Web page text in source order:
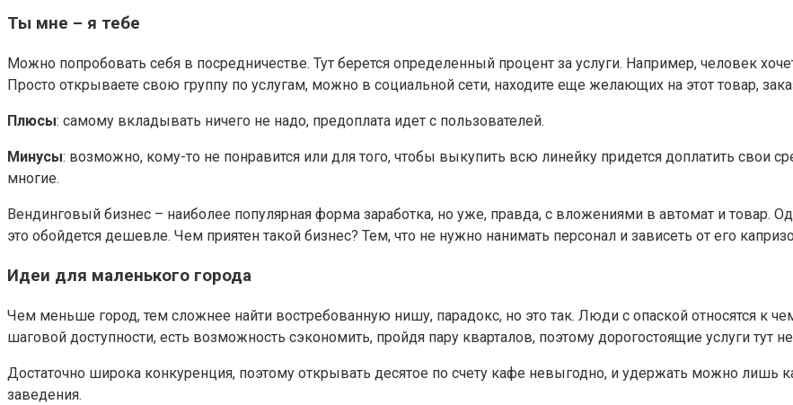
Ты мне – я тебе
Можно попробовать себя в посредничестве. Тут берется определенный процент за услуги. Например, человек
Просто открываете свою группу по услугам, можно в социальной сети, находите еще желающих на этот товар,
Плюсы: самому вкладывать ничего не надо, предоплата идет с пользователей.
Минусы: возможно, кому-то не понравится или для того, чтобы выкупить всю линейку придется доплатить свои
многие.
Вендинговый бизнес – наиболее популярная форма заработка, но уже, правда, с вложениями в автомат и товар.
это обойдется дешевле. Чем приятен такой бизнес? Тем, что не нужно нанимать персонал и зависеть от его
Идеи для маленького города
Чем меньше город, тем сложнее найти востребованную нишу, парадокс, но это так. Люди с опаской относятся к
шаговой доступности, есть возможность сэкономить, пройдя пару кварталов, поэтому дорогостоящие услуги тут
Достаточно широка конкуренция, поэтому открывать десятое по счету кафе невыгодно, и удержать можно
заведения.